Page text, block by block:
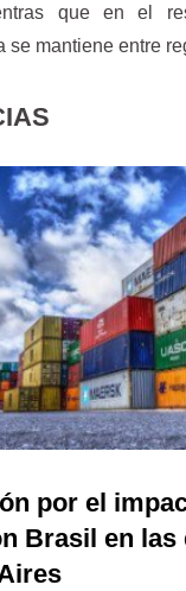
que en el
se mantiene entre
por el
Brasil en las